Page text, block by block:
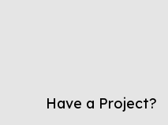
Have a Project?